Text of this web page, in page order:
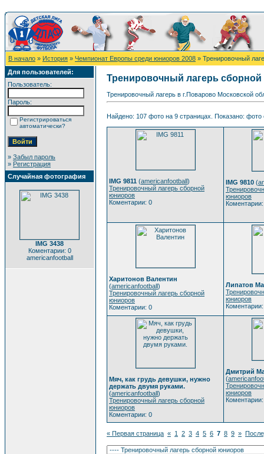
В начало » История » Чемпионат Европы среди юниоров 2008 » Тренировочный
Для пользователей:
Пользователь:
Пароль:
Регистрироваться
автоматически?
» Забыл пароль
» Регистрация
Случайная фотография
IMG 3438
Коментарии: 0
americanfootball
Тренировочный лагерь
Тренировочный лагерь в г.Поварово Московской
Найдено: 107 фото на 9 страницах. Показано: фото
IMG 9811 (americanfootball)
Тренировочный лагерь сборной
юниоров
Коментарии: 0
IMG 9810 (
юниоров
Харитонов Валентин
(americanfootball)
Тренировочный лагерь сборной
юниоров
Коментарии: 0
Липатов
юниоров
Мяч, как грудь девушки, нужно
держать двумя руками.
(americanfootball)
Тренировочный лагерь сборной
юниоров
Коментарии: 0
Дмитрий
(
юниоров
« Первая страница « 1 2 3 4 5 6 7 8 9 »